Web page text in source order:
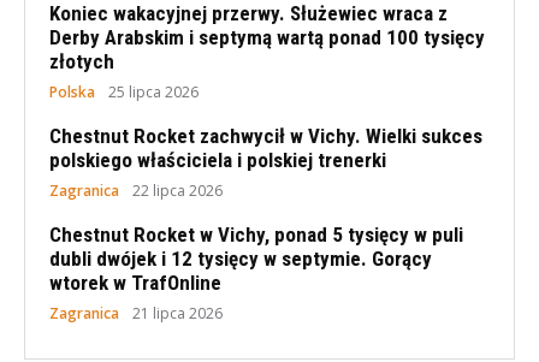
Koniec wakacyjnej przerwy. Służewiec wraca z
Derby Arabskim i septymą wartą ponad 100 tysięcy
złotych
Polska 25 lipca 2026
Chestnut Rocket zachwycił w Vichy. Wielki sukces
polskiego właściciela i polskiej trenerki
Zagranica 22 lipca 2026
Chestnut Rocket w Vichy, ponad 5 tysięcy w puli
dubli dwójek i 12 tysięcy w septymie. Gorący
wtorek w TrafOnline
Zagranica 21 lipca 2026